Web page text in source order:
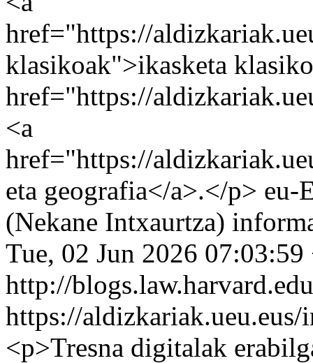
href="https://
klasikoak">ikasketa
href="https://
<a
href="https://
eta geografia</a>.</p> eu-
(Nekane Intxaurtza)
Tue, 02 Jun 2026 07:03:59
http://
https://
<p>Tresna digitalak